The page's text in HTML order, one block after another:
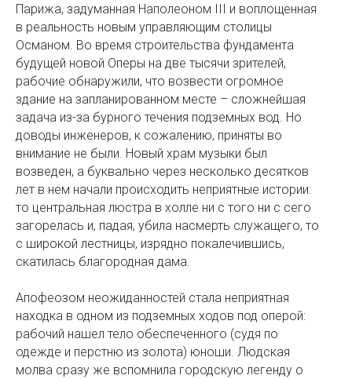
Парижа, задуманная Наполеоном III и воплощенная
в реальность новым управляющим столицы
Османом. Во время строительства фундамента
будущей новой Оперы на две тысячи зрителей,
рабочие обнаружили, что возвести огромное
здание на запланированном месте – сложнейшая
задача из-за бурного течения подземных вод. Но
доводы инженеров, к сожалению, приняты во
внимание не были. Новый храм музыки был
возведен, а буквально через несколько десятков
лет в нем начали происходить неприятные истории:
то центральная люстра в холле ни с того ни с сего
загорелась и, падая, убила насмерть служащего, то
с широкой лестницы, изрядно покалечившись,
скатилась благородная дама.
Апофеозом неожиданностей стала неприятная
находка в одном из подземных ходов под оперой:
рабочий нашел тело обеспеченного (судя по
одежде и перстню из золота) юноши. Людская
молва сразу же вспомнила городскую легенду о